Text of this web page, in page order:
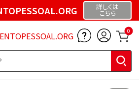
詳しくは
こちら
0